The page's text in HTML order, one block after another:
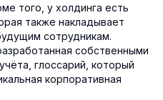
того, у холдинга есть
также накладывает
сотрудникам.
собственными
глоссарий, который
корпоративная